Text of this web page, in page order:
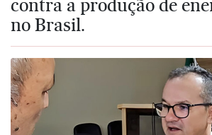
contra a produção de
no Brasil.